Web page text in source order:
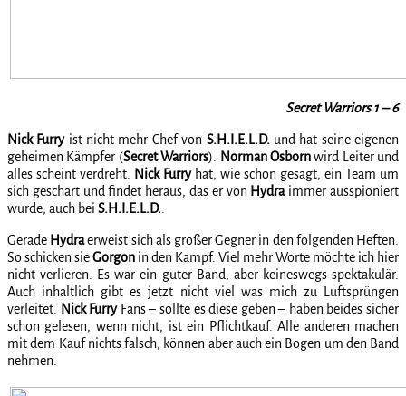
Secret Warriors 1 – 6
Nick Furryist nicht mehr Chef von S.H.I.E.L.D. und hat seine eigenen
geheimen Kämpfer (Secret Warriors). Norman Osbornwird Leiter und
alles scheint verdreht.
Nick Furryhat, wie schon gesagt, ein Team um
sich geschart und findet heraus, das er von Hydraimmer ausspioniert
wurde, auch bei S.H.I.E.L.D.
Gerade Hydraerweist sich als großer Gegner in den folgenden Heften.
So schicken sieGorgon in den Kampf. Viel mehr Worte möchte ich hier
nicht verlieren. Es war ein guter Band, aber keineswegs spektakulär.
Auch inhaltlich gibt es jetzt nicht viel was mich zu Luftsprüngen
verleitet.
Nick FurryFans – sollte es diese geben – haben beides sicher
schon gelesen, wenn nicht, ist ein Pflichtkauf. Alle anderen machen
mit dem Kauf nichts falsch, können aber auch ein Bogen um den Band
nehmen.